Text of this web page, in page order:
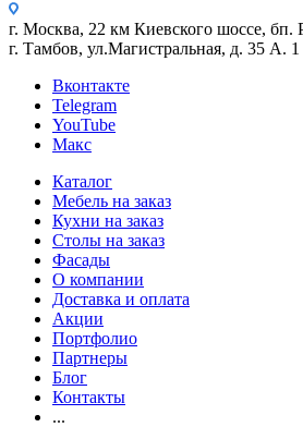
г. Москва, 22 км Киевского шоссе, бп.
г. Тамбов, ул.Магистральная, д. 35 А.
Вконтакте
Telegram
YouTube
Макс
Каталог
Мебель на заказ
Кухни на заказ
Столы на заказ
Фасады
О компании
Доставка и оплата
Акции
Портфолио
Партнеры
Блог
Контакты
...